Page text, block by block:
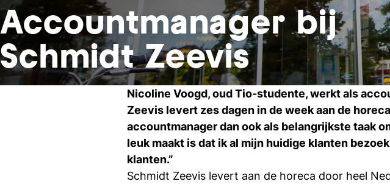
Accountmanager bij
Schmidt Zeevis
Nicoline Voogd, oud Tio-studente, werkt als
Zeevis levert zes dagen in de week aan de
accountmanager dan ook als belangrijkste taak
leuk maakt is dat ik al mijn huidige klanten
klanten.”
Schmidt Zeevis levert aan de horeca door heel